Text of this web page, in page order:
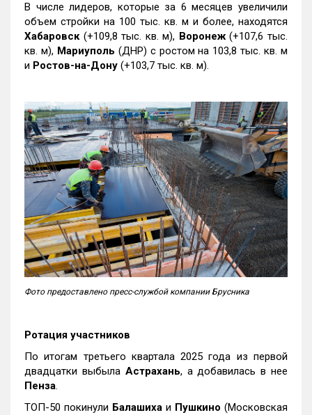
В числе лидеров, которые за 6 месяцев увеличили
объем стройки на 100 тыс. кв. м и более, находятся
Хабаровск (+109,8 тыс. кв. м), Воронеж(+107,6 тыс.
кв. м), Мариуполь (ДНР) с ростом на 103,8 тыс. кв. м
и Ростов-на-Дону (+103,7 тыс. кв. м).
Фото предоставлено пресс-службой компании Брусника
Ротация участников
По итогам третьего квартала 2025 года из первой
двадцатки выбыла Астрахань, а добавилась в нее
Пенза.
ТОП-50 покинули Балашиха и Пушкино (Московская